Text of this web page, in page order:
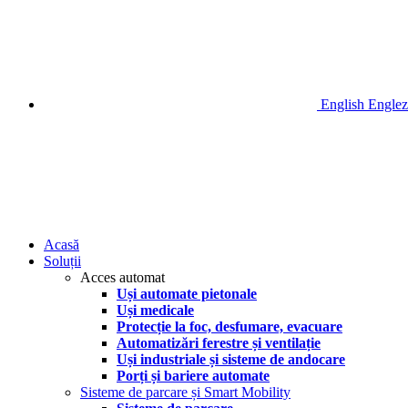
English
Acasă
Soluții
Acces automat
Uși automate pietonale
Uși medicale
Protecție la foc, desfumare, evacuare
Automatizări ferestre și ventilație
Uși industriale și sisteme de andocare
Porți și bariere automate
Sisteme de parcare și Smart Mobility